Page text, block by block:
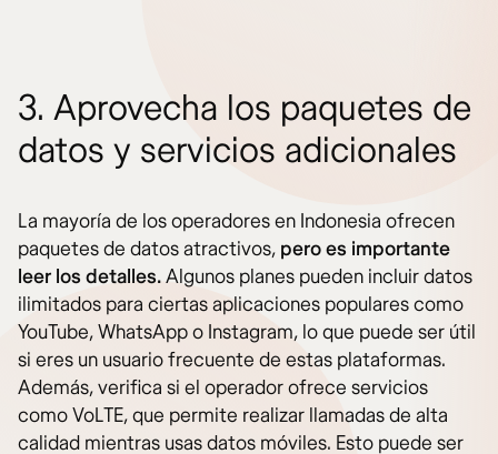
3. Aprovecha los paquetes de
datos y servicios adicionales
La mayoría de los operadores en Indonesia ofrecen
paquetes de datos atractivos, pero es importante
leer los detalles.Algunos planes pueden incluir datos
ilimitados para ciertas aplicaciones populares como
YouTube, WhatsApp o Instagram, lo que puede ser útil
si eres un usuario frecuente de estas plataformas.
Además, verifica si el operador ofrece servicios
como VoLTE, que permite realizar llamadas de alta
calidad mientras usas datos móviles. Esto puede ser